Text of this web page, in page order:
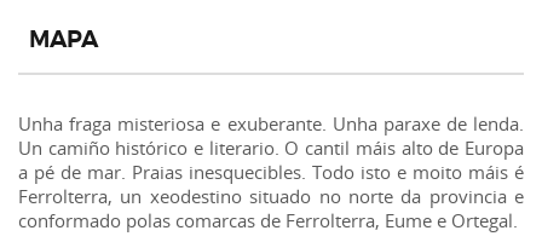
MAPA
Unha fraga misteriosa e exuberante. Unha paraxe de lenda.
Un camiño histórico e literario. O cantil máis alto de Europa
a pé de mar. Praias inesquecibles. Todo isto e moito máis é
Ferrolterra, un xeodestino situado no norte da provincia e
conformado polas comarcas de Ferrolterra, Eume e Ortegal.